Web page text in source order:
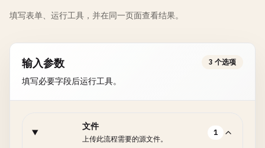
填写表单、运行工具，并在同一页面查看结果。
输入参数
填写必要字段后运行工具。
3 个选项
文件
上传此流程需要的源文件。
1